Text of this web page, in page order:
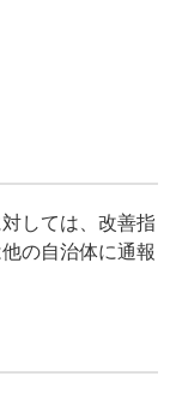
しては、改善指
の自治体に通報